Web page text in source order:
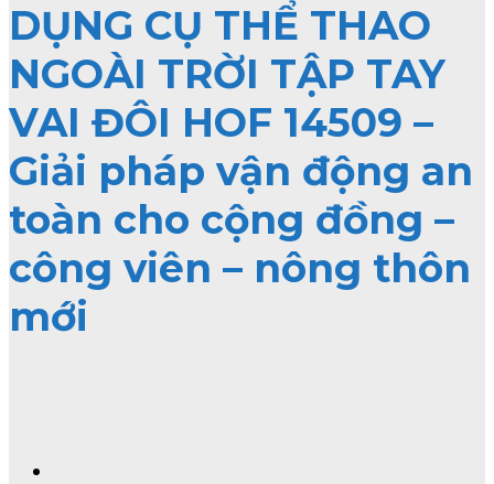
DỤNG CỤ THỂ THAO
NGOÀI TRỜI TẬP TAY
VAI ĐÔI HOF 14509 –
Giải pháp vận động an
toàn cho cộng đồng –
công viên – nông thôn
mới